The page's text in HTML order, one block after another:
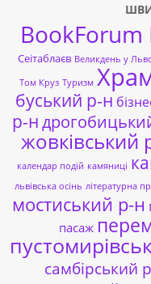
BookForum
Сеітаблаєв Великдень у
Том Круз Туризм
буський р-н
р-н
жовківський
календар подій камяниці
львівська осінь літературна
мостиський р-н
пасаж
самбірський